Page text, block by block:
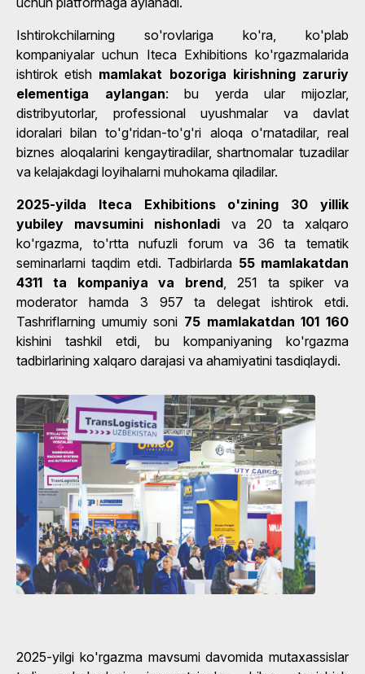
Ishtirokchilarning so'rovlariga ko'ra, ko'plab
kompaniyalar uchun Iteca Exhibitions ko'rgazmalarida
ishtirok etish mamlakat bozoriga kirishning zaruriy
elementiga aylangan: bu yerda ular mijozlar,
distribyutorlar, professional uyushmalar va davlat
idoralari bilan to'g'ridan-to'g'ri aloqa o'rnatadilar, real
biznes aloqalarini kengaytiradilar, shartnomalar tuzadilar
va kelajakdagi loyihalarni muhokama qiladilar.
2025-yilda Iteca Exhibitions o'zining 30 yillik
yubiley mavsumini nishonladi va 20 ta xalqaro
ko'rgazma, to'rtta nufuzli forum va 36 ta tematik
seminarlarni taqdim etdi. Tadbirlarda 55 mamlakatdan
4311 ta kompaniya va brend , 251 ta spiker va
moderator hamda 3 957 ta delegat ishtirok etdi.
Tashriflarning umumiy soni 75 mamlakatdan 101 160
kishini tashkil etdi, bu kompaniyaning ko'rgazma
tadbirlarining xalqaro darajasi va ahamiyatini tasdiqlaydi.
2025-yilgi ko'rgazma mavsumi davomida mutaxassislar